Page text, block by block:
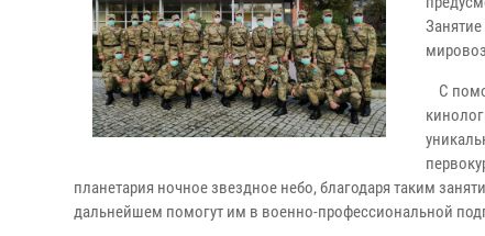
С
планетария ночное звездное небо, благодаря таким
дальнейшем помогут им в военно-профессиональной